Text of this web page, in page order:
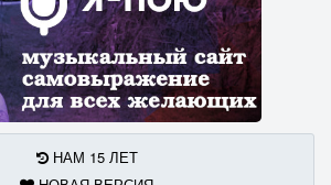
НАМ 15 ЛЕТ